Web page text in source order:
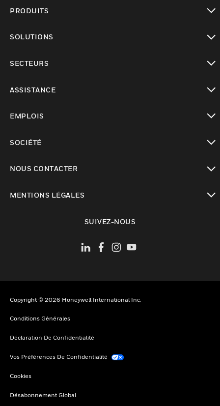
PRODUITS
SOLUTIONS
SECTEURS
ASSISTANCE
EMPLOIS
SOCIÉTÉ
NOUS CONTACTER
MENTIONS LÉGALES
SUIVEZ-NOUS
Copyright © 2026 Honeywell International Inc.
Conditions Générales
Déclaration De Confidentialité
Vos Préférences De Confidentialité
Cookies
Désabonnement Global